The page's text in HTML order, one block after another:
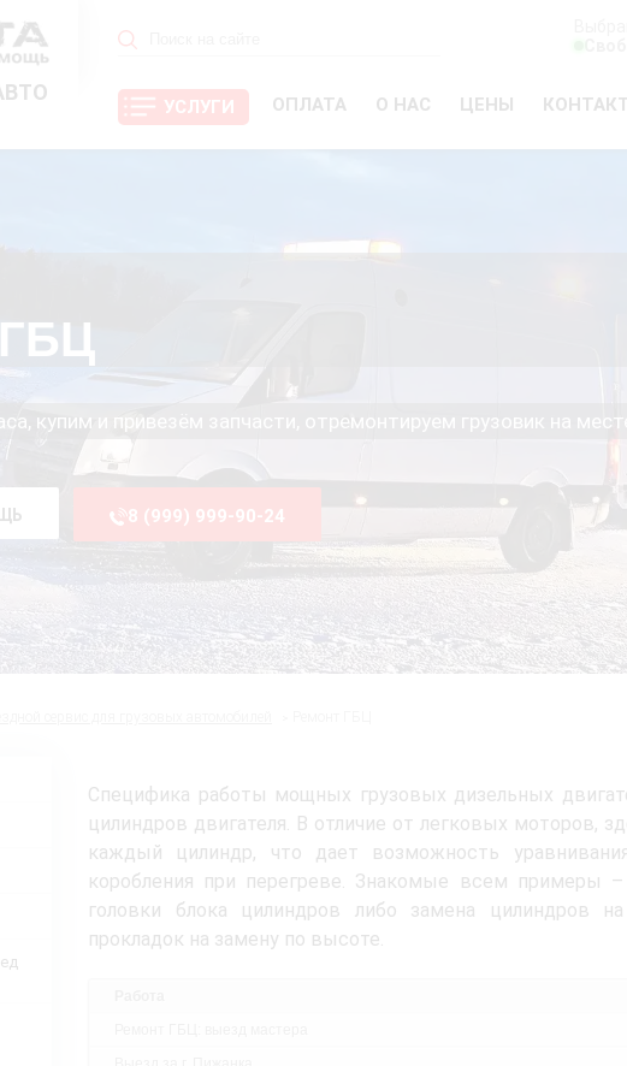
УСЛУГИ ОПЛАТА О НАС ЦЕНЫ
купим и привезём запчасти, отремонтируем грузовик на
8 (999) 999-90-24
Специфика работы мощных грузовых дизельных
цилиндров двигателя. В отличие от легковых моторов,
каждый цилиндр, что дает возможность
коробления при перегреве. Знакомые всем примеры
головки блока цилиндров либо замена цилиндров
прокладок на замену по высоте.